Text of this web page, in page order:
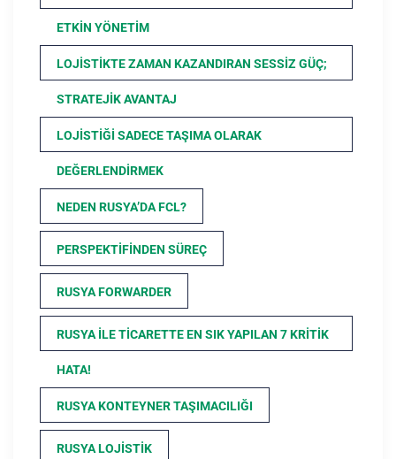
ETKIN YÖNETIM
LOJISTIKTE ZAMAN KAZANDIRAN SESSIZ GÜÇ;
STRATEJIK AVANTAJ
LOJISTIĞI SADECE TAŞIMA OLARAK
DEĞERLENDIRMEK
NEDEN RUSYA’DA FCL?
PERSPEKTIFINDEN SÜREÇ
RUSYA FORWARDER
RUSYA ILE TICARETTE EN SIK YAPILAN 7 KRITIK
HATA!
RUSYA KONTEYNER TAŞIMACILIĞI
RUSYA LOJISTIK